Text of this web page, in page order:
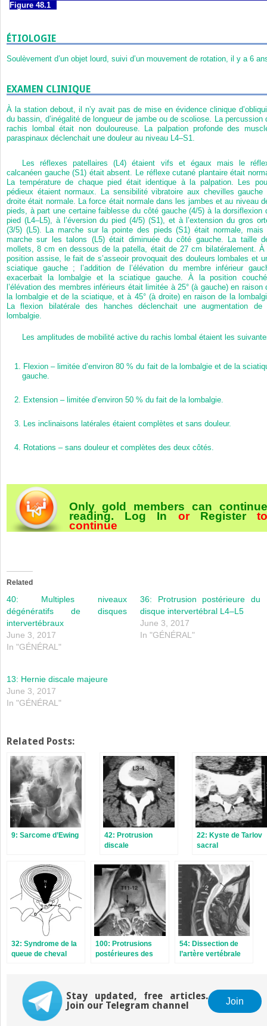
Figure 48.1
ÉTIOLOGIE
Soulèvement d’un objet lourd, suivi d’un mouvement de rotation, il y a 6
EXAMEN CLINIQUE
À la station debout, il n’y avait pas de mise en évidence clinique
du bassin, d’inégalité de longueur de jambe ou de scoliose. La percussion
rachis lombal était non douloureuse. La palpation profonde des
paraspinaux déclenchait une douleur au niveau L4–S1.
Les réflexes patellaires (L4) étaient vifs et égaux mais le
calcanéen gauche (S1) était absent. Le réflexe cutané plantaire était
La température de chaque pied était identique à la palpation. Les
pédieux étaient normaux. La sensibilité vibratoire aux chevilles gauche
droite était normale. La force était normale dans les jambes et au niveau
pieds, à part une certaine faiblesse du côté gauche (4/5) à la dorsiflexion
pied (L4–L5), à l’éversion du pied (4/5) (S1), et à l’extension du gros
(3/5) (L5). La marche sur la pointe des pieds (S1) était normale, mais
marche sur les talons (L5) était diminuée du côté gauche. La taille
mollets, 8 cm en dessous de la patella, était de 27 cm bilatéralement. À
position assise, le fait de s’asseoir provoquait des douleurs lombales et
sciatique gauche ; l’addition de l’élévation du membre inférieur
exacerbait la lombalgie et la sciatique gauche. À la position
l’élévation des membres inférieurs était limitée à 25° (à gauche) en raison
la lombalgie et de la sciatique, et à 45° (à droite) en raison de la
La flexion bilatérale des hanches déclenchait une augmentation de
lombalgie.
Les amplitudes de mobilité active du rachis lombal étaient les
1. Flexion – limitée d’environ 80 % du fait de la lombalgie et de la
gauche.
2. Extension – limitée d’environ 50 % du fait de la lombalgie.
3. Les inclinaisons latérales étaient complètes et sans douleur.
4. Rotations – sans douleur et complètes des deux côtés.
Only gold members can continue
reading. Log In orRegister
continue
Related
40: Multiples niveaux
dégénératifs de disques
intervertébraux
June 3, 2017
In "GÉNÉRAL"
36: Protrusion postérieure du
disque intervertébral L4–L5
June 3, 2017
In "GÉNÉRAL"
13: Hernie discale majeure
June 3, 2017
In "GÉNÉRAL"
Related Posts:
9: Sarcome d’Ewing
42: Protrusion
discale
latérale marquée au
niveau L3–L4
22: Kyste de Tarlov
sacral
32: Syndrome de la
queue de cheval
100: Protrusions
postérieures des
54: Dissection de
l’artère vertébrale
Stay updated, free articles.
Join our Telegram channel
Join